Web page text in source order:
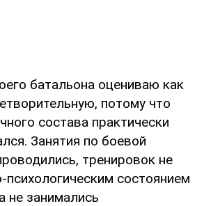
батальона оцениваю как
потому что
состава практически
Занятия по боевой
тренировок не
состоянием
не занимались